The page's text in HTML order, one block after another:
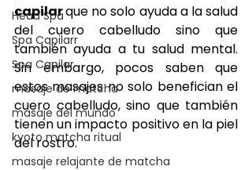
Head Spa
Spa Capilarr
Spa Capilar
masaje de matcha
masaje del mundo
kyoto matcha ritual
masaje relajante de matcha
capilar que no solo ayuda a la salud
del cuero cabelludo sino que
también ayuda a tu salud mental.
Sin embargo, pocos saben que
estos masajes no solo benefician el
cuero cabelludo, sino que también
tienen un impacto positivo en la piel
del rostro.